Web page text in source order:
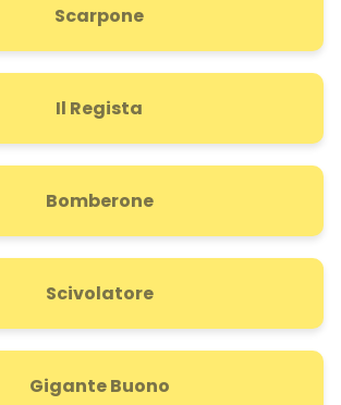
Scarpone
Il Regista
Bomberone
Scivolatore
Gigante Buono